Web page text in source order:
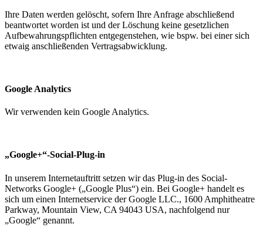
Ihre Daten werden gelöscht, sofern Ihre Anfrage abschließend
beantwortet worden ist und der Löschung keine gesetzlichen
Aufbewahrungspflichten entgegenstehen, wie bspw. bei einer sich
etwaig anschließenden Vertragsabwicklung.
Google Analytics
Wir verwenden kein Google Analytics.
„Google+“-Social-Plug-in
In unserem Internetauftritt setzen wir das Plug-in des Social-
Networks Google+ („Google Plus“) ein. Bei Google+ handelt es
sich um einen Internetservice der Google LLC., 1600 Amphitheatre
Parkway, Mountain View, CA 94043 USA, nachfolgend nur
„Google“ genannt.